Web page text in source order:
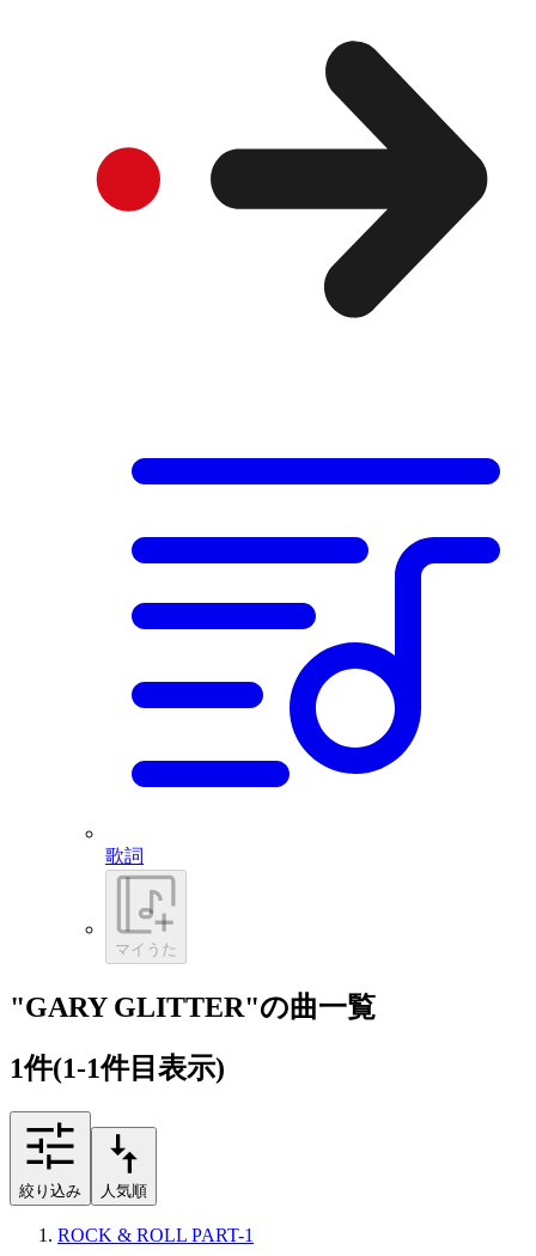
歌詞
マイうた
"GARY GLITTER"の曲一覧
1件(1-1件目表示)
絞り込み 人気順
ROCK & ROLL PART-1